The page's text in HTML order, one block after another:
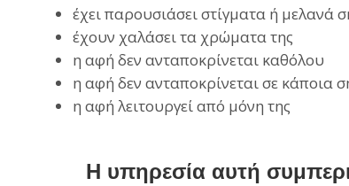
έχει παρουσιάσει στίγματα ή μελανά
έχουν χαλάσει τα χρώματα της
η αφή δεν ανταποκρίνεται καθόλου
η αφή δεν ανταποκρίνεται σε κάποια
η αφή λειτουργεί από μόνη της
Η υπηρεσία αυτή